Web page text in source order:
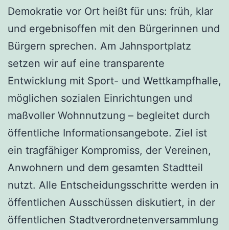
Demokratie vor Ort heißt für uns: früh, klar
und ergebnisoffen mit den Bürgerinnen und
Bürgern sprechen. Am Jahnsportplatz
setzen wir auf eine transparente
Entwicklung mit Sport- und Wettkampfhalle,
möglichen sozialen Einrichtungen und
maßvoller Wohnnutzung – begleitet durch
öffentliche Informationsangebote. Ziel ist
ein tragfähiger Kompromiss, der Vereinen,
Anwohnern und dem gesamten Stadtteil
nutzt. Alle Entscheidungsschritte werden in
öffentlichen Ausschüssen diskutiert, in der
öffentlichen Stadtverordnetenversammlung